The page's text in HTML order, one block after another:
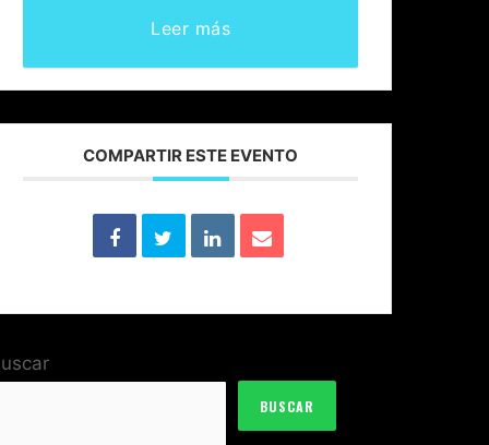
Leer más
COMPARTIR ESTE EVENTO
BUSCAR